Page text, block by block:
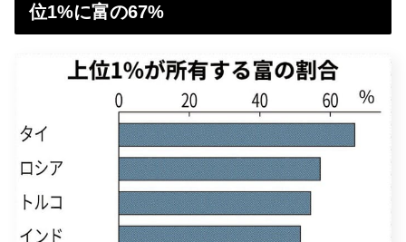
位1%に富の67%